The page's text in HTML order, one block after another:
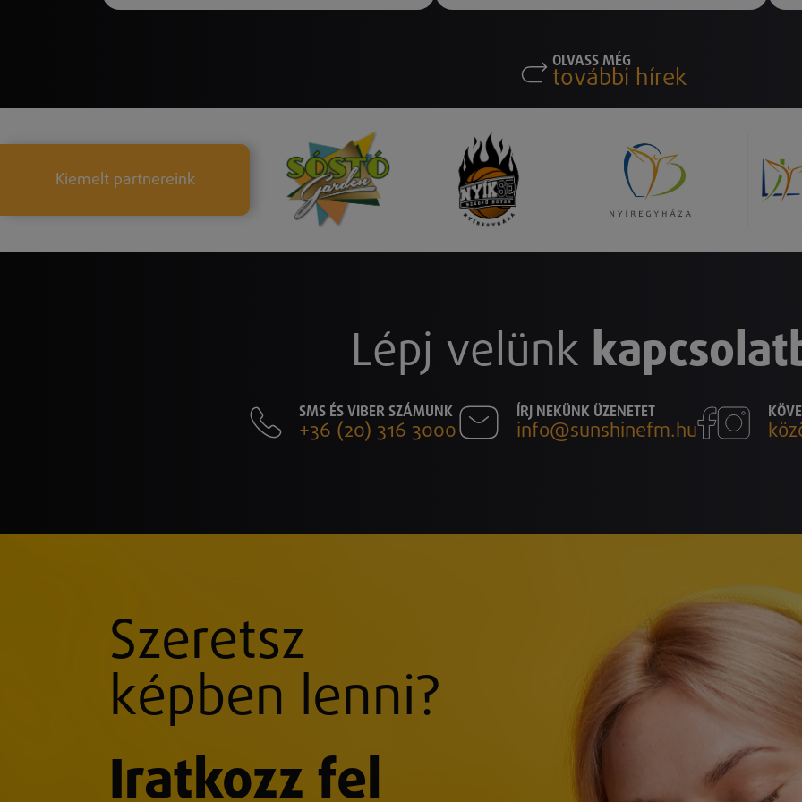
OLVASS MÉG
további hírek
Kiemelt partnereink
Lépj velünk
SMS ÉS VIBER SZÁMUNK
+36 (20) 316 3000
ÍRJ NEKÜNK ÜZENETET
info@sunshinefm.hu
Szeretsz
képben lenni?
Iratkozz fel